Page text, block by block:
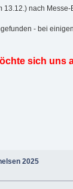
nach
- bei
sich uns
2025